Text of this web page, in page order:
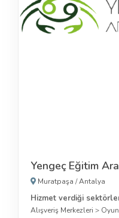
Yengeç Eğitim
Muratpaşa /Antalya
Hizmet verdiği
Alışveriş Merkezleri >